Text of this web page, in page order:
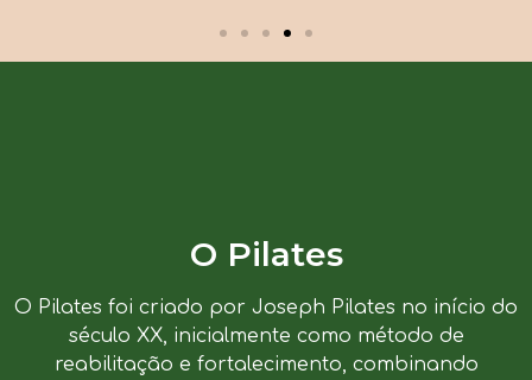
O Pilates
O Pilates foi criado por Joseph Pilates no início do
século XX, inicialmente como método de
reabilitação e fortalecimento, combinando